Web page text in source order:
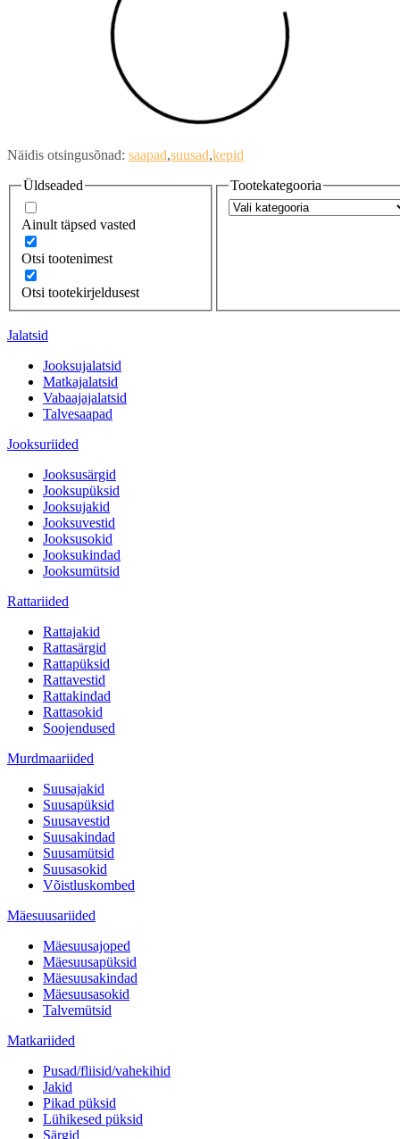
Näidis otsingusõnad: saapad suusad kepid
Üldseaded
Ainult täpsed vasted
Otsi tootenimest
Otsi tootekirjeldusest
Tootekategooria
Jalatsid
Jooksujalatsid
Matkajalatsid
Vabaajajalatsid
Talvesaapad
Jooksuriided
Jooksusärgid
Jooksupüksid
Jooksujakid
Jooksuvestid
Jooksusokid
Jooksukindad
Jooksumütsid
Rattariided
Rattajakid
Rattasärgid
Rattapüksid
Rattavestid
Rattakindad
Rattasokid
Soojendused
Murdmaariided
Suusajakid
Suusapüksid
Suusavestid
Suusakindad
Suusamütsid
Suusasokid
Võistluskombed
Mäesuusariided
Mäesuusajoped
Mäesuusapüksid
Mäesuusakindad
Mäesuusasokid
Talvemütsid
Matkariided
Pusad/fliisid/vahekihid
Jakid
Pikad püksid
Lühikesed püksid
Särgid